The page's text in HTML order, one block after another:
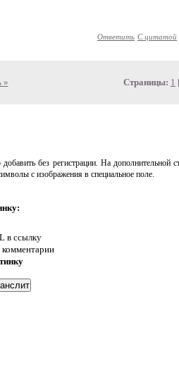
Ответить С цитатой
» Страницы: 1
без регистрации. На дополнительной
с изображения в специальное поле.
в ссылку
комментарии